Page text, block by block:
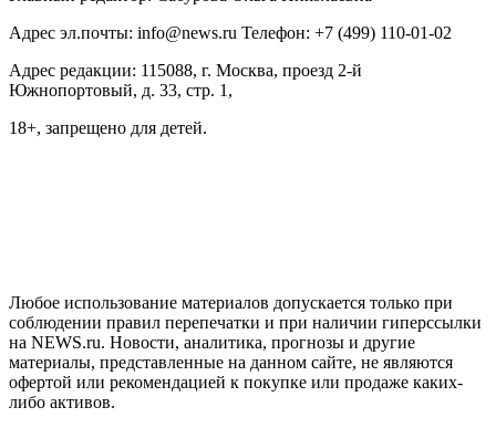
Адрес эл.почты: info@news.ru Телефон: +7 (499) 110-01-02
Адрес редакции: 115088, г. Москва, проезд 2-й
Южнопортовый, д. 33, стр. 1,
18+, запрещено для детей.
Любое использование материалов допускается только при
соблюдении правил перепечатки и при наличии гиперссылки
на NEWS.ru. Новости, аналитика, прогнозы и другие
материалы, представленные на данном сайте, не являются
офертой или рекомендацией к покупке или продаже каких-
либо активов.